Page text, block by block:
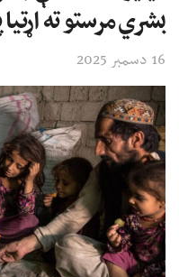
بشري مرستو ته
16 دسمبر 2025